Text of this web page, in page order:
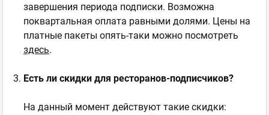
завершения периода подписки. Возможна
поквартальная оплата равными долями. Цены на
платные пакеты опять-таки можно посмотреть
здесь.
Есть ли скидки для ресторанов-подписчиков?
На данный момент действуют такие скидки: